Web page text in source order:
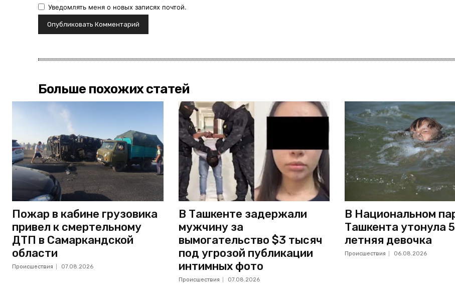
Уведомлять меня о новых записях почтой.
Больше похожих статей
Пожар в кабине грузовика
привел к смертельному
ДТП в Самаркандской
области
Происшествия 07.08.2026
В Ташкенте задержали
мужчину за
вымогательство $3 тысяч
под угрозой публикации
интимных фото
Происшествия 07.08.2026
В Национальном
Ташкента утонула
летняя девочка
Происшествия 06.08.2026